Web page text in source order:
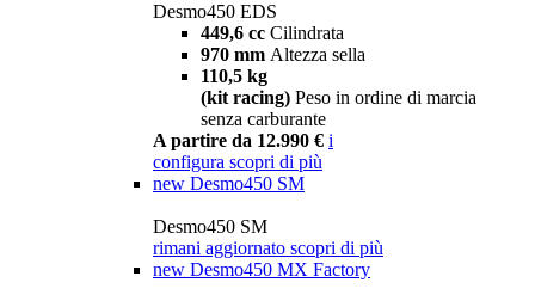
Desmo450 EDS
449,6 cc Cilindrata
970 mm Altezza sella
110,5 kg
(kit racing) Peso in ordine di marcia
senza carburante
A partire da 12.990 € i
configura scopri di più
new Desmo450 SM
Desmo450 SM
rimani aggiornato scopri di più
new Desmo450 MX Factory